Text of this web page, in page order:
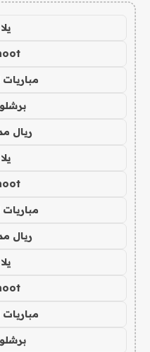
مباريات
ريال
مباريات
ريال
مباريات